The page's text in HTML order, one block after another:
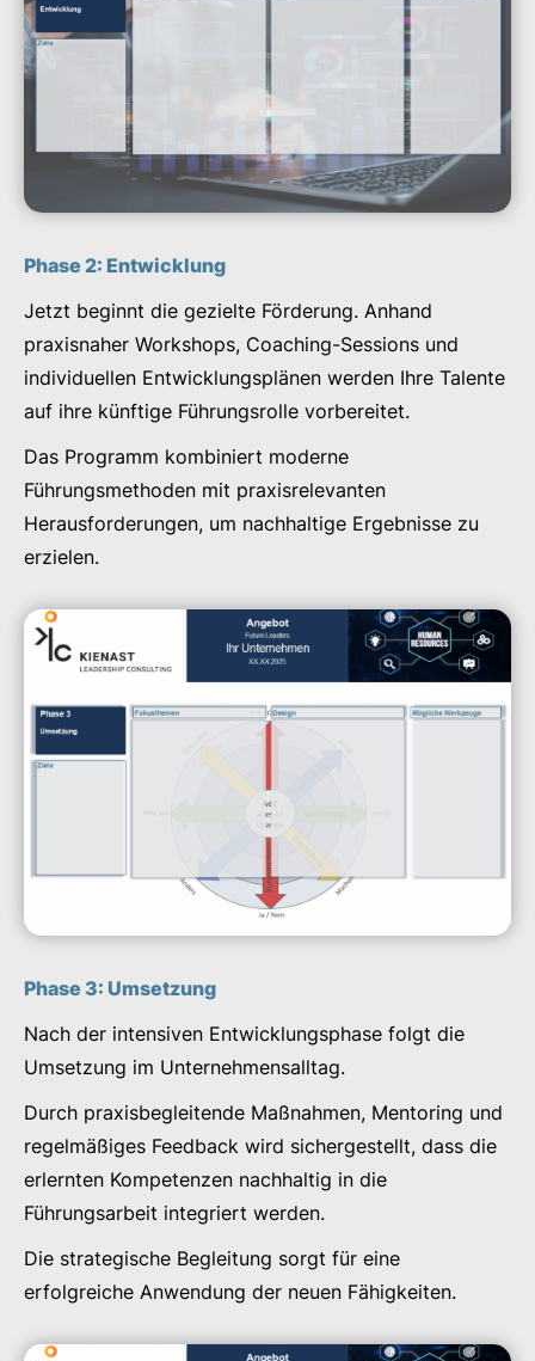
Phase 2: Entwicklung
Jetzt beginnt die gezielte Förderung. Anhand
praxisnaher Workshops, Coaching-Sessions und
individuellen Entwicklungsplänen werden Ihre Talente
auf ihre künftige Führungsrolle vorbereitet.
Das Programm kombiniert moderne
Führungsmethoden mit praxisrelevanten
Herausforderungen, um nachhaltige Ergebnisse zu
erzielen.
Phase 3: Umsetzung
Nach der intensiven Entwicklungsphase folgt die
Umsetzung im Unternehmensalltag.
Durch praxisbegleitende Maßnahmen, Mentoring und
regelmäßiges Feedback wird sichergestellt, dass die
erlernten Kompetenzen nachhaltig in die
Führungsarbeit integriert werden.
Die strategische Begleitung sorgt für eine
erfolgreiche Anwendung der neuen Fähigkeiten.